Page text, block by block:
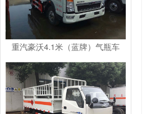
重汽豪沃4.1米（蓝牌）气瓶车